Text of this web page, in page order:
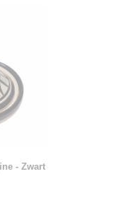
- Zwart